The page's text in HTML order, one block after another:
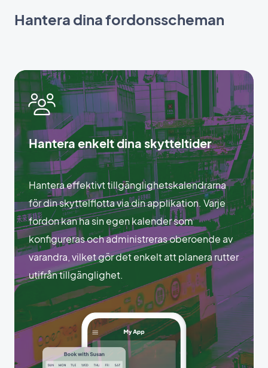
Hantera dina fordonsscheman
Hantera enkelt dina skytteltider
Hantera effektivt tillgänglighetskalendrarna
för din skyttelflotta via din applikation. Varje
fordon kan ha sin egen kalender som
konfigureras och administreras oberoende av
varandra, vilket gör det enkelt att planera rutter
utifrån tillgänglighet.